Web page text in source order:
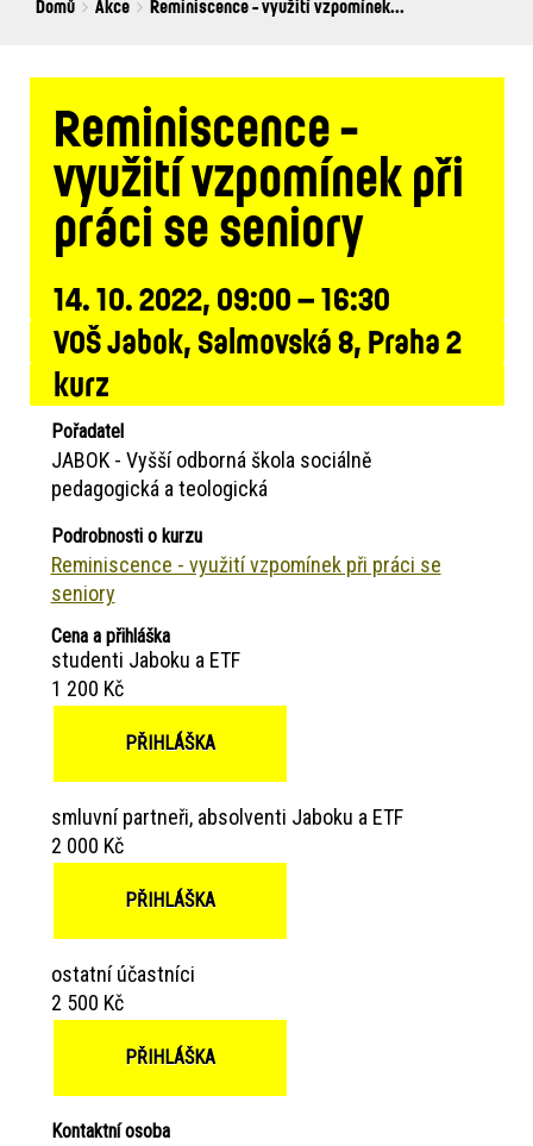
Breadcrumbs
You
Domů Akce Reminiscence - využití vzpomínek...
Reminiscence -
využití vzpomínek při
práci se seniory
14. 10. 2022, 09:00 – 16:30
VOŠ Jabok, Salmovská 8, Praha 2
kurz
Pořadatel
JABOK - Vyšší odborná škola sociálně
pedagogická a teologická
Podrobnosti o kurzu
Reminiscence - využití vzpomínek při práci se
seniory
Cena a přihláška
studenti Jaboku a ETF
1 200 Kč
PŘIHLÁŠKA
smluvní partneři, absolventi Jaboku a ETF
2 000 Kč
PŘIHLÁŠKA
ostatní účastníci
2 500 Kč
PŘIHLÁŠKA
Kontaktní osoba